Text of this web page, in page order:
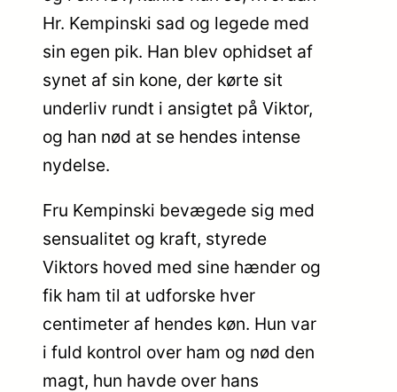
Hr. Kempinski sad og legede med
sin egen pik. Han blev ophidset af
synet af sin kone, der kørte sit
underliv rundt i ansigtet på Viktor,
og han nød at se hendes intense
nydelse.
Fru Kempinski bevægede sig med
sensualitet og kraft, styrede
Viktors hoved med sine hænder og
fik ham til at udforske hver
centimeter af hendes køn. Hun var
i fuld kontrol over ham og nød den
magt, hun havde over hans